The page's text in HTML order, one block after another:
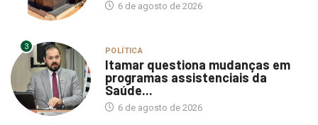
6 de agosto de 2026
3 POLÍTICA
Itamar questiona mudanças em
programas assistenciais da
Saúde...
6 de agosto de 2026